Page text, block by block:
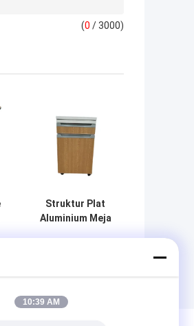
(0 / 3000)
Struktur Plat
Aluminium Meja
Warna Kayu
10:39 AM